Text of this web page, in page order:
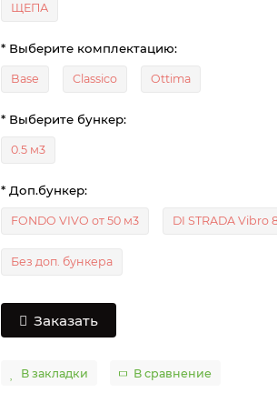
ЩЕПА
* Выберите комплектацию:
Base Classico Ottima
* Выберите бункер:
0.5 м3
* Доп.бункер:
FONDO VIVO от 50 м3 DI STRADA Vibro
Без доп. бункера
Заказать
В закладки В сравнение